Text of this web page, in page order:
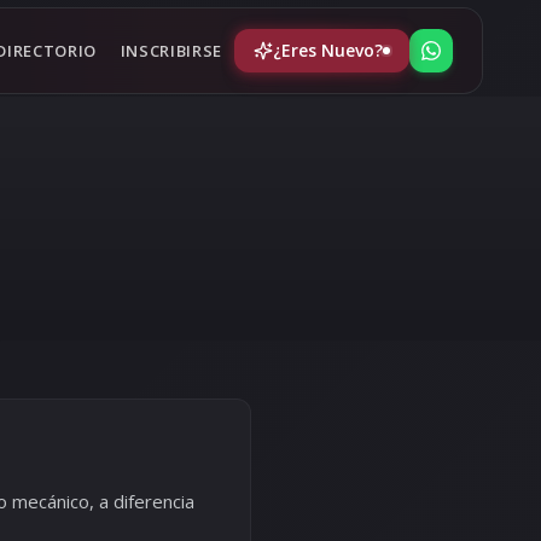
INSCRIBIRSE ¿Eres Nuevo?
a diferencia